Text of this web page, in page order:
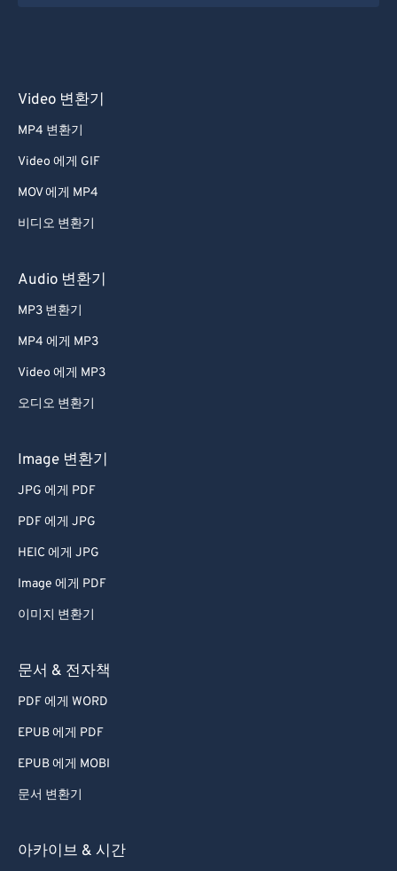
Video 변환기
MP4 변환기
Video 에게 GIF
MOV 에게 MP4
비디오 변환기
Audio 변환기
MP3 변환기
MP4 에게 MP3
Video 에게 MP3
오디오 변환기
Image 변환기
JPG 에게 PDF
PDF 에게 JPG
HEIC 에게 JPG
Image 에게 PDF
이미지 변환기
문서 & 전자책
PDF 에게 WORD
EPUB 에게 PDF
EPUB 에게 MOBI
문서 변환기
아카이브 & 시간